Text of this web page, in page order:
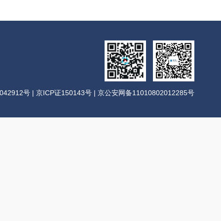
号 | 京ICP证150143号 | 京公安网备11010802012285号